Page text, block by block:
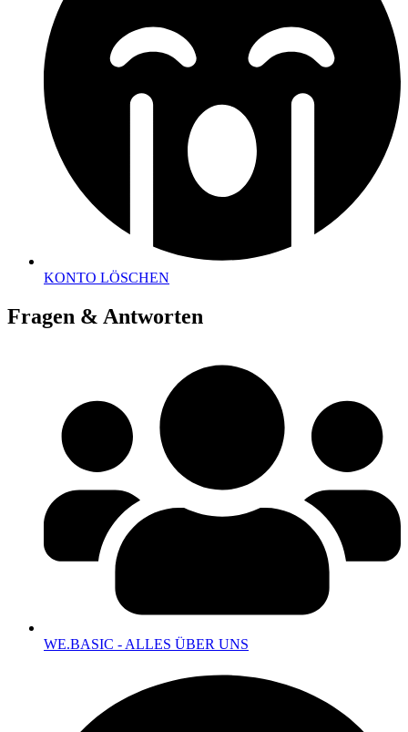
KONTO LÖSCHEN
Fragen & Antworten
WE.BASIC - ALLES ÜBER UNS